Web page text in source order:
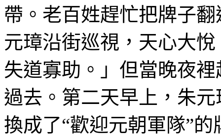
帶。老百姓趕忙把牌子
元璋沿街巡視，天心大
失道寡助。」但當晚夜
過去。第二天早上，朱
換成了“歡迎元朝軍隊”